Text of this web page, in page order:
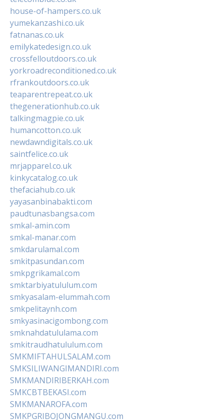
house-of-hampers.co.uk
yumekanzashi.co.uk
fatnanas.co.uk
emilykatedesign.co.uk
crossfelloutdoors.co.uk
yorkroadreconditioned.co.uk
rfrankoutdoors.co.uk
teaparentrepeat.co.uk
thegenerationhub.co.uk
talkingmagpie.co.uk
humancotton.co.uk
newdawndigitals.co.uk
saintfelice.co.uk
mrjapparel.co.uk
kinkycatalog.co.uk
thefaciahub.co.uk
yayasanbinabakti.com
paudtunasbangsa.com
smkal-amin.com
smkal-manar.com
smkdarulamal.com
smkitpasundan.com
smkpgrikamal.com
smktarbiyatululum.com
smkyasalam-elummah.com
smkpelitaynh.com
smkyasinacigombong.com
smknahdatululama.com
smkitraudhatululum.com
SMKMIFTAHULSALAM.com
SMKSILIWANGIMANDIRI.com
SMKMANDIRIBERKAH.com
SMKCBTBEKASI.com
SMKMANAROFA.com
SMKPGRIBOJONGMANGU.com